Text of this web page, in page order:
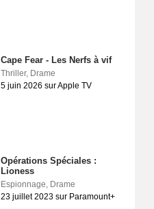
Cape Fear - Les Nerfs à vif
Thriller, Drame
5 juin 2026 sur Apple TV
Opérations Spéciales :
Lioness
Espionnage, Drame
23 juillet 2023 sur Paramount+